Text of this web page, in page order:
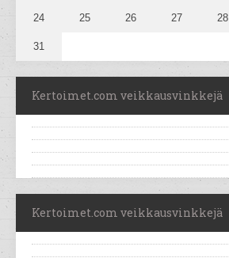
24 25 26 27 28
31
Kertoimet.com veikkausvinkkejä
Kertoimet.com veikkausvinkkejä